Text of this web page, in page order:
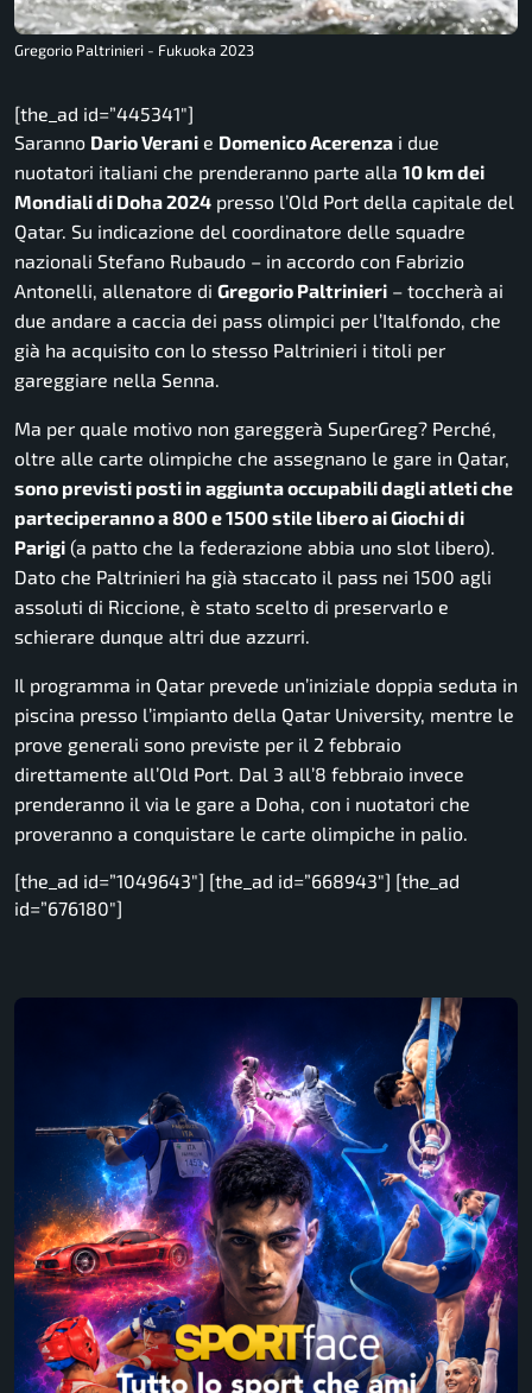
Gregorio Paltrinieri - Fukuoka 2023
[the_ad id=”445341″]
Saranno Dario Verani e Domenico Acerenza i due
nuotatori italiani che prenderanno parte alla 10 km dei
Mondiali di Doha 2024 presso l’Old Port della capitale del
Qatar. Su indicazione del coordinatore delle squadre
nazionali Stefano Rubaudo – in accordo con Fabrizio
Antonelli, allenatore di Gregorio Paltrinieri – toccherà ai
due andare a caccia dei pass olimpici per l’Italfondo, che
già ha acquisito con lo stesso Paltrinieri i titoli per
gareggiare nella Senna.
Ma per quale motivo non gareggerà SuperGreg? Perché,
oltre alle carte olimpiche che assegnano le gare in Qatar,
sono previsti posti in aggiunta occupabili dagli atleti che
parteciperanno a 800 e 1500 stile libero ai Giochi di
Parigi (a patto che la federazione abbia uno slot libero).
Dato che Paltrinieri ha già staccato il pass nei 1500 agli
assoluti di Riccione, è stato scelto di preservarlo e
schierare dunque altri due azzurri.
Il programma in Qatar prevede un’iniziale doppia seduta in
piscina presso l’impianto della Qatar University, mentre le
prove generali sono previste per il 2 febbraio
direttamente all’Old Port. Dal 3 all’8 febbraio invece
prenderanno il via le gare a Doha, con i nuotatori che
proveranno a conquistare le carte olimpiche in palio.
[the_ad id=”1049643″] [the_ad id=”668943″] [the_ad
id=”676180″]